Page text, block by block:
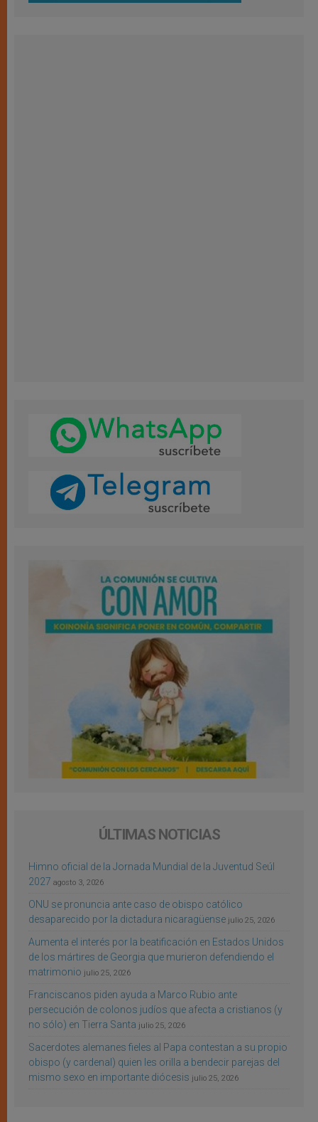
ÚLTIMAS NOTICIAS
Himno oficial de la Jornada Mundial de la Juventud Seúl
2027 agosto 3, 2026
ONU se pronuncia ante caso de obispo católico
desaparecido por la dictadura nicaragüense julio 25, 2026
Aumenta el interés por la beatificación en Estados Unidos
de los mártires de Georgia que murieron defendiendo el
matrimonio julio 25, 2026
Franciscanos piden ayuda a Marco Rubio ante
persecución de colonos judíos que afecta a cristianos (y
no sólo) en Tierra Santa julio 25, 2026
Sacerdotes alemanes fieles al Papa contestan a su propio
obispo (y cardenal) quien les orilla a bendecir parejas del
mismo sexo en importante diócesis julio 25, 2026